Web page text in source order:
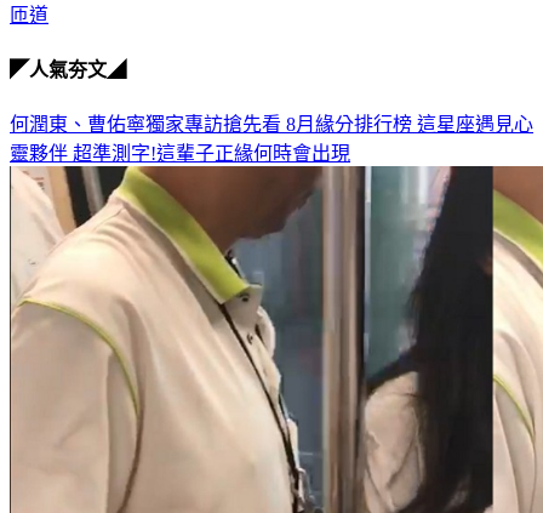
匝道
◤人氣夯文◢
何潤東、曹佑寧獨家專訪搶先看 8月緣分排行榜 這星座遇見心
靈夥伴 超準測字!這輩子正緣何時會出現